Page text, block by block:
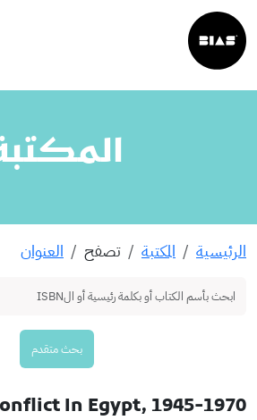
الرئيسية المكتبة تصفح العنوان
بحث متقدم
In Egypt, 1945-1970